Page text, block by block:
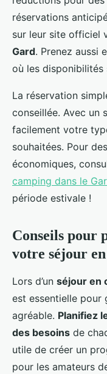
réservations
sur leur site officiel
Gard. Prenez aussi
où les disponibilités
La réservation
conseillée. Avec un
facilement votre
souhaitées. Pour
économiques,
camping dans le
période estivale !
Conseils pour
votre séjour
Lors d’un séjour en
est essentielle pour
agréable. Planifiez
des besoins de
utile de créer un
pour les amateurs